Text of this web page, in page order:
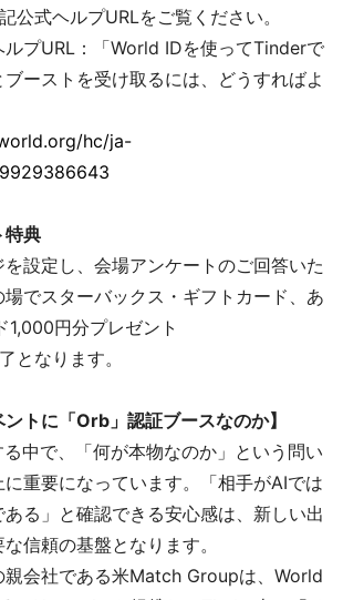
公式ヘルプURLをご覧ください。
プURL：「World IDを使ってTinderで
ーストを受け取るには、どうすればよ
hc/ja-
特典
を設定し、会場アンケートのご回答いた
でスターバックス・ギフトカード、あ
1,000円分プレゼント
となります。
ントに「Orb」認証ブースなのか】
中で、「何が本物なのか」という問い
重要になっています。「相手がAIでは
る」と確認できる安心感は、新しい出
信頼の基盤となります。
親会社である米Match Groupは、World